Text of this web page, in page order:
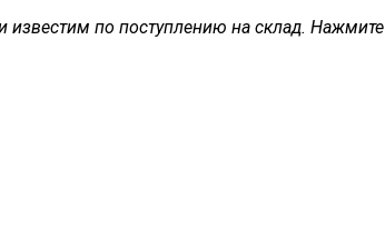
известим по поступлению на склад. Нажмите